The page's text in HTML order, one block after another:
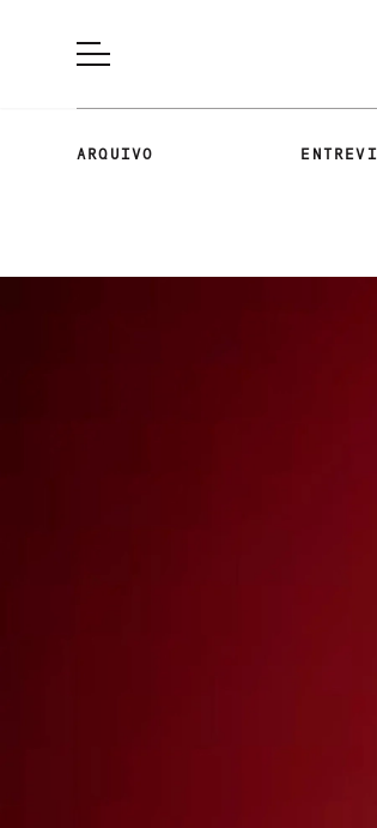
ARQUIVO